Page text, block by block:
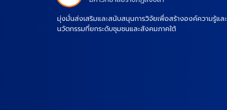
มุ่งมั่นส่งเสริมและสนับสนุนการวิจัยเพื่อสร้างองค์ความรู้และ
นวัตกรรมที่ยกระดับชุมชนและสังคมภาคใต้